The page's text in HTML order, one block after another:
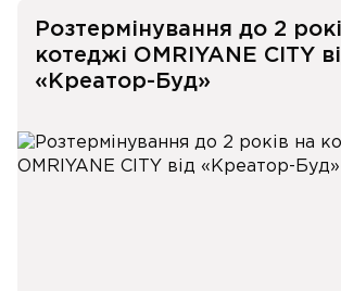
Розтермінування до 2
котеджі OMRIYANE CITY
«Креатор-Буд»